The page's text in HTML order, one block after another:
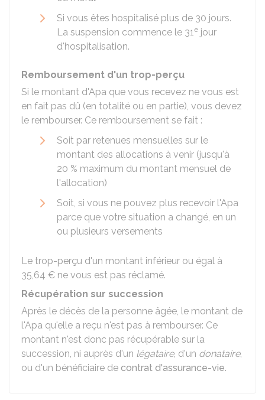
Si vous êtes hospitalisé plus de 30 jours.
La suspension commence le 31e jour
d'hospitalisation.
Remboursement d'un trop-perçu
Si le montant d'Apa que vous recevez ne vous est
en fait pas dû (en totalité ou en partie), vous devez
le rembourser. Ce remboursement se fait :
Soit par retenues mensuelles sur le
montant des allocations à venir (jusqu'à
20 % maximum du montant mensuel de
l'allocation)
Soit, si vous ne pouvez plus recevoir l'Apa
parce que votre situation a changé, en un
ou plusieurs versements
Le trop-perçu d'un montant inférieur ou égal à
35,64 € ne vous est pas réclamé.
Récupération sur succession
Après le décès de la personne âgée, le montant de
l'Apa qu'elle a reçu n'est pas à rembourser. Ce
montant n'est donc pas récupérable sur la
succession, ni auprès d'un légataire, d'un donataire,
ou d'un bénéficiaire de contrat d'assurance-vie.